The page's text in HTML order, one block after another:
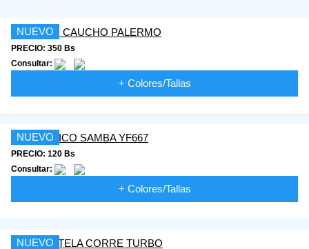
NUEVO
PRECIO: 350 Bs
Consultar:
+ Colores/Tallas
NUEVO
PRECIO: 120 Bs
Consultar:
+ Colores/Tallas
NUEVO